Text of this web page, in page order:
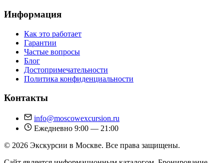
Информация
Как это работает
Гарантии
Частые вопросы
Блог
Достопримечательности
Политика конфиденциальности
Контакты
info@moscowexcursion.ru
Ежедневно 9:00 — 21:00
© 2026 Экскурсии в Москве. Все права защищены.